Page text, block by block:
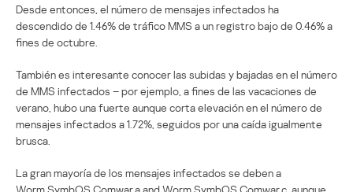
Desde entonces, el número de mensajes infectados ha
descendido de 1.46% de tráfico MMS a un registro bajo de 0.46% a
fines de octubre.
También es interesante conocer las subidas y bajadas en el número
de MMS infectados – por ejemplo, a fines de las vacaciones de
verano, hubo una fuerte aunque corta elevación en el número de
mensajes infectados a 1.72%, seguidos por una caída igualmente
brusca.
La gran mayoría de los mensajes infectados se deben a
Worm.SymbOS.Comwar.a and Worm.SymbOS.Comwar.c, aunque